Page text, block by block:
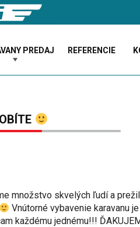
PREDAJ REFERENCIE
množstvo skvelých ľudí a
Vnútorné vybavenie karavanu
každému jednému!!!